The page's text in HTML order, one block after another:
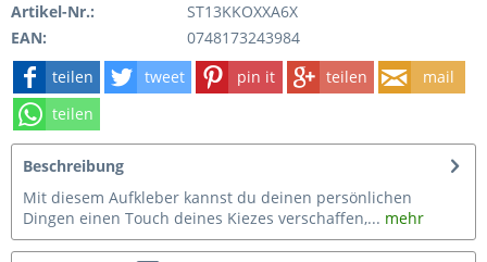
Artikel-Nr.:
ST13KKOXXA6X
EAN:
0748173243984
teilen
tweet pin it teilen
mail
teilen
Beschreibung
Mit diesem Aufkleber kannst du deinen persönlichen
Dingen einen Touch deines Kiezes verschaffen,... mehr